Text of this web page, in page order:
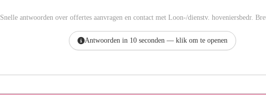
Snelle antwoorden over offertes aanvragen en contact met Loon-/dienstv. hoveniersbedr.
Antwoorden in 10 seconden — klik om te openen